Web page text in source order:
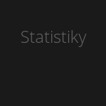
Statistiky